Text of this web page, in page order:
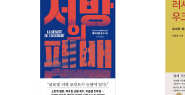
의 문명은 항상 변화하는 상태다. 서구의 지
의 침식, 진지한 서적과 고전 음악 판매 감소